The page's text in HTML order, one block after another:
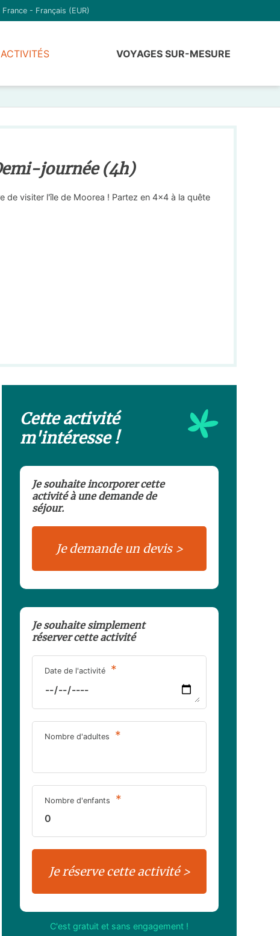
France - Français (EUR)
ACTIVITÉS VOYAGES SUR-MESURE
journée (4h)
de visiter l'île de Moorea ! Partez en 4x4 à la quête
Cette activité
m'intéresse !
Je souhaite incorporer cette
activité à une demande de
séjour.
Je souhaite simplement
réserver cette activité
Date de l'activité *
Nombre d'adultes *
Nombre d'enfants *
C'est gratuit et sans engagement !